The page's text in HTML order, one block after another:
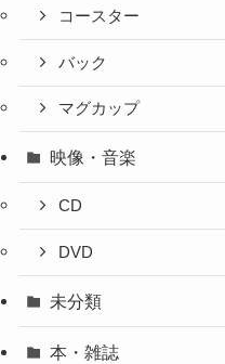
コースター
バック
マグカップ
映像・音楽
CD
DVD
未分類
本・雑誌